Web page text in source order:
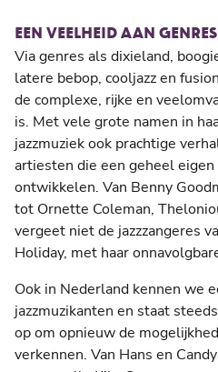
EEN VEELHEID AAN GENRES
Via genres als dixieland,
latere bebop, cooljazz en
de complexe, rijke en
is. Met vele grote namen in
jazzmuziek ook prachtige
artiesten die een geheel
ontwikkelen. Van Benny
tot Ornette Coleman,
vergeet niet de jazzzangeres
Holiday, met haar
Ook in Nederland kennen we
jazzmuzikanten en staat
op om opnieuw de
verkennen. Van Hans en